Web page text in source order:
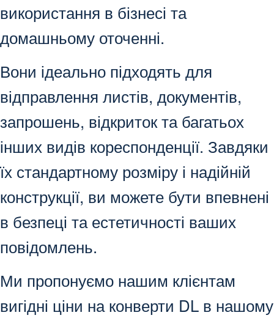
використання в бізнесі та
домашньому оточенні.
Вони ідеально підходять для
відправлення листів, документів,
запрошень, відкриток та багатьох
інших видів кореспонденції. Завдяки
їх стандартному розміру і надійній
конструкції, ви можете бути впевнені
в безпеці та естетичності ваших
повідомлень.
Ми пропонуємо нашим клієнтам
вигідні ціни на конверти DL в нашому